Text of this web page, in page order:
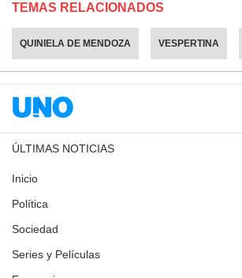
TEMAS RELACIONADOS
QUINIELA DE MENDOZA VESPERTINA
ÚLTIMAS NOTICIAS
Inicio
Política
Sociedad
Series y Películas